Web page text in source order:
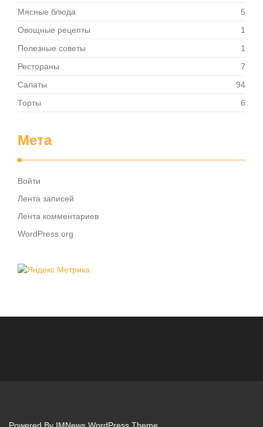
Мясные блюда
5
Овощные рецепты
1
Полезные советы
1
Рестораны
7
Салаты
94
Торты
6
Мета
Войти
Лента записей
Лента комментариев
WordPress.org